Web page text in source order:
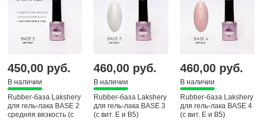
450,00 руб.
В наличии
Rubber-база Lakshery
для гель-лака BASE 2
средняя вязкость (с
460,00 руб.
В наличии
Rubber-база Lakshery
для гель-лака BASE 3
(с вит. E и В5)
460,00 руб.
В наличии
Rubber-база Lakshery
для гель-лака BASE 4
(с вит. E и В5)